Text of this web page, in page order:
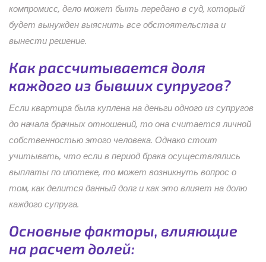
компромисс, дело может быть передано в суд, который
будет вынужден выяснить все обстоятельства и
вынести решение.
Как рассчитывается доля
каждого из бывших супругов?
Если квартира была куплена на деньги одного из супругов
до начала брачных отношений, то она считается личной
собственностью этого человека. Однако стоит
учитывать, что если в период брака осуществлялись
выплаты по ипотеке, то может возникнуть вопрос о
том, как делится данный долг и как это влияет на долю
каждого супруга.
Основные факторы, влияющие
на расчет долей: